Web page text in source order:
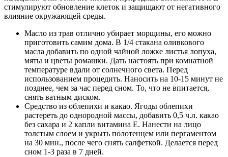
стимулируют обновление клеток и защищают от негативного
влияние окружающей среды.
Масло из трав отлично убирает морщины, его можно
приготовить самим дома. В 1/4 стакана оливкового
масла добавить по одной чайной ложке листья лопуха,
мяты и цветы ромашки. Дать настоять при комнатной
температуре вдали от солнечного света. Перед
использованием процедить. Наносить на 10-15 минут не
позднее, чем за час перед сном. То, что не впитается,
снять ватным диском.
Средство из облепихи и какао. Ягоды облепихи
растереть до однородной массы, добавить 0,5 ч.л. какао
без сахара и 2 капли витамина Е. Нанести на лицо
толстым слоем и укрыть полотенцем или пергаментом
на 30 мин., после чего снять салфеткой. Делается перед
сном 1-3 раза в 7 дней.